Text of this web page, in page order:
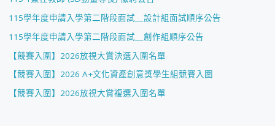
115學年度申請入學第二階段面試＿設計組面試順序公告
115學年度申請入學第二階段面試＿創作組順序公告
【競賽入圍】2026放視大賞決選入圍名單
【競賽入圍】2026 A+文化資產創意獎學生組競賽入圍
【競賽入圍】2026放視大賞複選入圍名單